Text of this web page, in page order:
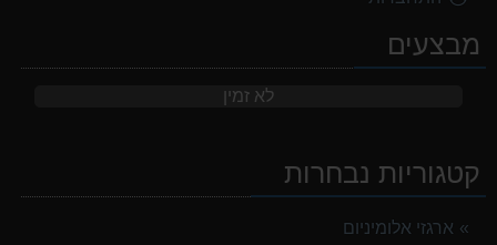
מבצעים
לא זמין
קטגוריות נבחרות
ארגזי אלומיניום